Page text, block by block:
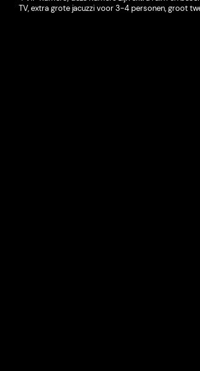
TV, extra grote jacuzzi voor 3-4 personen, groot